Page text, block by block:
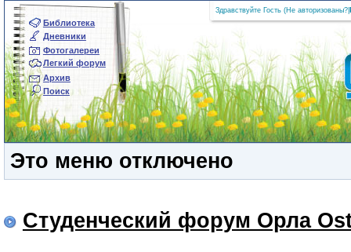
Библиотека
Дневники
Фотогалереи
Легкий форум
Архив
Поиск
Здравствуйте Гость (Не авторизованы?
Это меню отключено
Студенческий форум Орла